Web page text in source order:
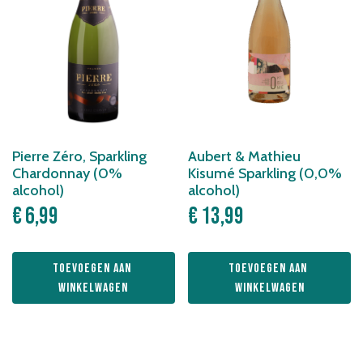
Pierre Zéro, Sparkling
Chardonnay (0%
alcohol)
€6,99
Toevoegen aan
winkelwagen
Aubert & Mathieu
Kisumé Sparkling (0,0%
alcohol)
€13,99
Toevoegen aan
winkelwagen